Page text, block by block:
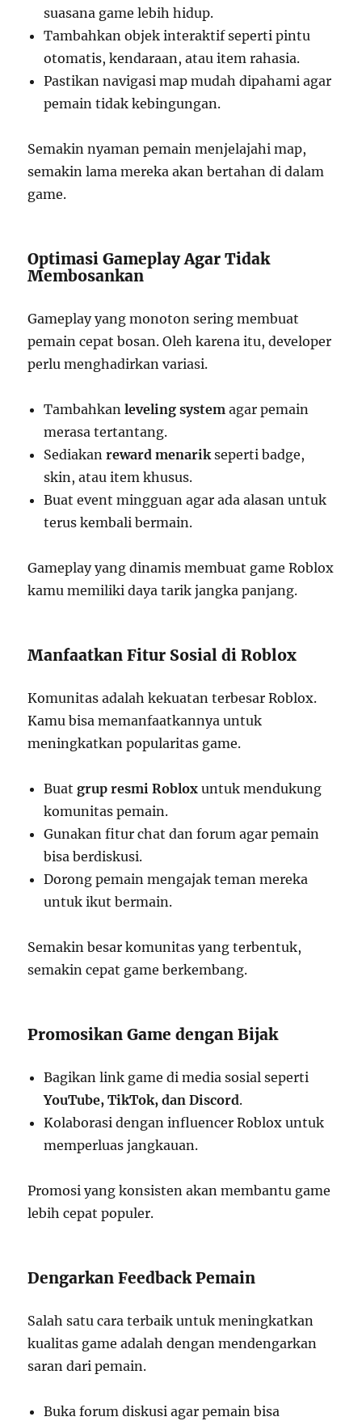
suasana game lebih hidup.
Tambahkan objek interaktif seperti pintu
otomatis, kendaraan, atau item rahasia.
Pastikan navigasi map mudah dipahami agar
pemain tidak kebingungan.
Semakin nyaman pemain menjelajahi map,
semakin lama mereka akan bertahan di dalam
game.
Optimasi Gameplay Agar Tidak
Membosankan
Gameplay yang monoton sering membuat
pemain cepat bosan. Oleh karena itu, developer
perlu menghadirkan variasi.
Tambahkanleveling system agar pemain
merasa tertantang.
Sediakanreward menarik seperti badge,
skin, atau item khusus.
Buat event mingguan agar ada alasan untuk
terus kembali bermain.
Gameplay yang dinamis membuat game Roblox
kamu memiliki daya tarik jangka panjang.
Manfaatkan Fitur Sosial di Roblox
Komunitas adalah kekuatan terbesar Roblox.
Kamu bisa memanfaatkannya untuk
meningkatkan popularitas game.
Buatgrup resmi Roblox untuk mendukung
komunitas pemain.
Gunakan fitur chat dan forum agar pemain
bisa berdiskusi.
Dorong pemain mengajak teman mereka
untuk ikut bermain.
Semakin besar komunitas yang terbentuk,
semakin cepat game berkembang.
Promosikan Game dengan Bijak
Bagikan link game di media sosial seperti
YouTube, TikTok, dan Discord.
Kolaborasi dengan influencer Roblox untuk
memperluas jangkauan.
Promosi yang konsisten akan membantu game
lebih cepat populer.
Dengarkan Feedback Pemain
Salah satu cara terbaik untuk meningkatkan
kualitas game adalah dengan mendengarkan
saran dari pemain.
Buka forum diskusi agar pemain bisa